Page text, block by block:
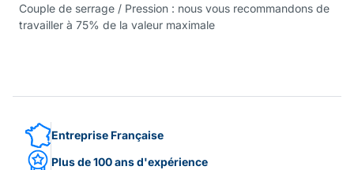
Couple de serrage / Pression : nous vous recommandons de
travailler à 75% de la valeur maximale
Entreprise Française
Plus de 100 ans d'expérience